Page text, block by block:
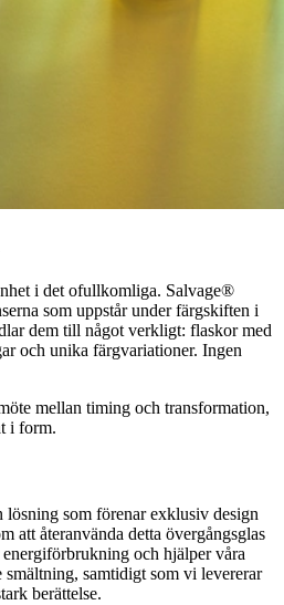
i det ofullkomliga. Salvage®
som uppstår under färgskiften i
dem till något verkligt: flaskor med
och unika färgvariationer. Ingen
mellan timing och transformation,
i form.
som förenar exklusiv design
att återanvända detta övergångsglas
och hjälper våra
smältning, samtidigt som vi levererar
berättelse.